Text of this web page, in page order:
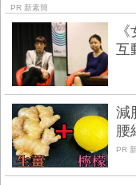
PR 新素簡
互
減
腰
PR